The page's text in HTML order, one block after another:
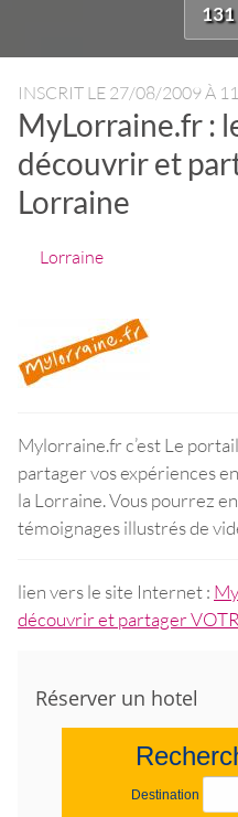
INSCRIT LE 27/08/2009 À
MyLorraine.fr :
découvrir et
Lorraine
Lorraine
Mylorraine.fr c’est Le
partager vos expériences
la Lorraine. Vous pourrez
témoignages illustrés de
lien vers le site Internet :
découvrir et partager
Réserver un hotel
Destination